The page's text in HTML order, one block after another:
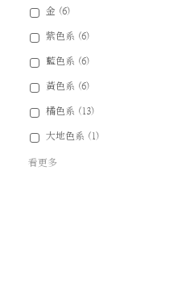
金 (6)
紫色系 (6)
藍色系 (6)
黃色系 (6)
橘色系 (13)
大地色系 (1)
看更多